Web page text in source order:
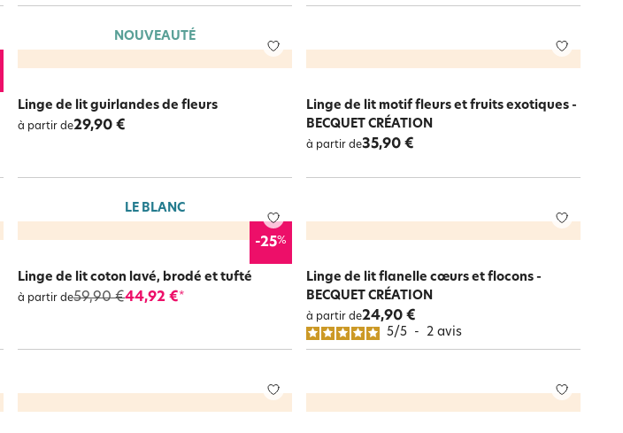
NOUVEAUTÉ
Linge de lit guirlandes de fleurs
à partir de29,90 €
Linge de lit motif fleurs et fruits exotiques -
BECQUET CRÉATION
à partir de35,90 €
LE BLANC
-25%
Linge de lit coton lavé, brodé et tufté
à partir de59,90 €44,92 €*
Linge de lit flanelle cœurs et flocons -
BECQUET CRÉATION
à partir de24,90 €
5/5 - 2 avis